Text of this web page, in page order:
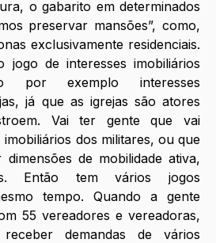
o gabarito em determinados
preservar mansões”, como,
exclusivamente residenciais.
jogo de interesses imobiliários
por exemplo interesses
já que as igrejas são atores
Vai ter gente que vai
dos militares, ou que
de mobilidade ativa,
Então tem vários jogos
tempo. Quando a gente
55 vereadores e vereadoras,
demandas de vários